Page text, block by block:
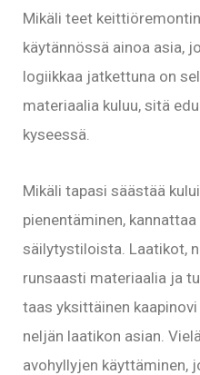
Mikäli teet
käytännössä ainoa asia,
logiikkaa jatkettuna on
materiaalia kuluu, sitä
kyseessä.
Mikäli tapasi säästää
pienentäminen,
säilytystiloista. Laatikot,
runsaasti materiaalia ja
taas yksittäinen
neljän laatikon asian.
avohyllyjen käyttäminen,